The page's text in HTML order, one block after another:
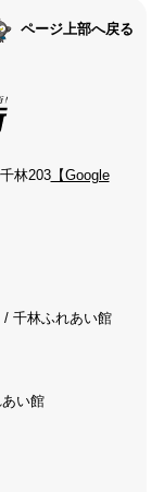
ページ上部へ戻る
林203【Google
千林ふれあい館
い館